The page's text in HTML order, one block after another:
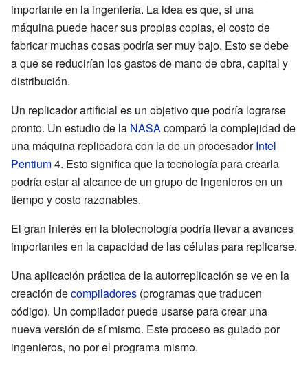
importante en la ingeniería. La idea es que, si una
máquina puede hacer sus propias copias, el costo de
fabricar muchas cosas podría ser muy bajo. Esto se debe
a que se reducirían los gastos de mano de obra, capital y
distribución.
Un replicador artificial es un objetivo que podría lograrse
pronto. Un estudio de la NASA comparó la complejidad de
una máquina replicadora con la de un procesadorIntel
Pentium4. Esto significa que la tecnología para crearla
podría estar al alcance de un grupo de ingenieros en un
tiempo y costo razonables.
El gran interés en la biotecnología podría llevar a avances
importantes en la capacidad de las células para replicarse.
Una aplicación práctica de la autorreplicación se ve en la
creación decompiladores (programas que traducen
código). Un compilador puede usarse para crear una
nueva versión de sí mismo. Este proceso es guiado por
ingenieros, no por el programa mismo.